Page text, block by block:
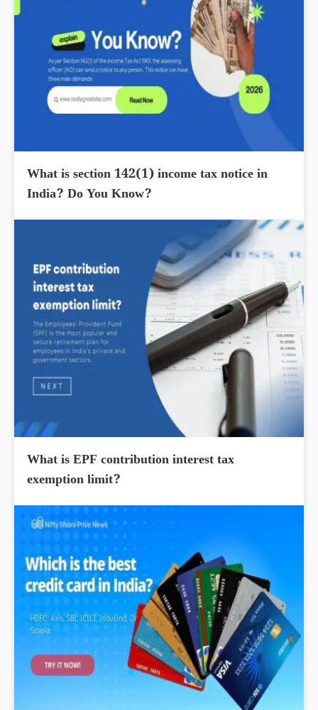
What is section 142(1) income tax notice in
India? Do You Know?
What is EPF contribution interest tax
exemption limit?